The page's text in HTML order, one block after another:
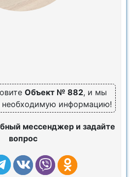
Объект № 882, и мы
необходимую информацию!
мессенджер и задайте
вопрос